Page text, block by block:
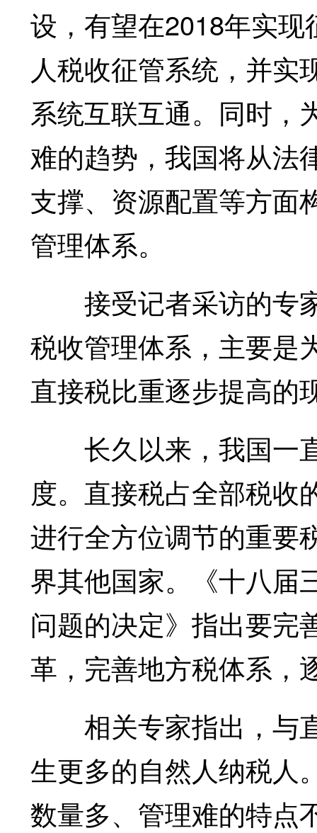
设，有望在2018年实
人税收征管系统，并实
系统互联互通。同时，
难的趋势，我国将从法
支撑、资源配置等方面
管理体系。
接受记者采访的专
税收管理体系，主要是
直接税比重逐步提高的
长久以来，我国一
度。直接税占全部税收
进行全方位调节的重要
界其他国家。《十八届
问题的决定》指出要完
革，完善地方税体系，
相关专家指出，与
生更多的自然人纳税人
数量多、管理难的特点